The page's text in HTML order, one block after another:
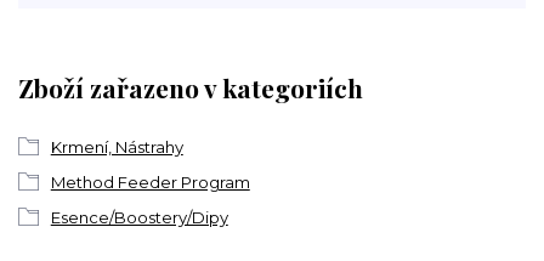
Zboží zařazeno v kategoriích
Krmení, Nástrahy
Method Feeder Program
Esence/Boostery/Dipy